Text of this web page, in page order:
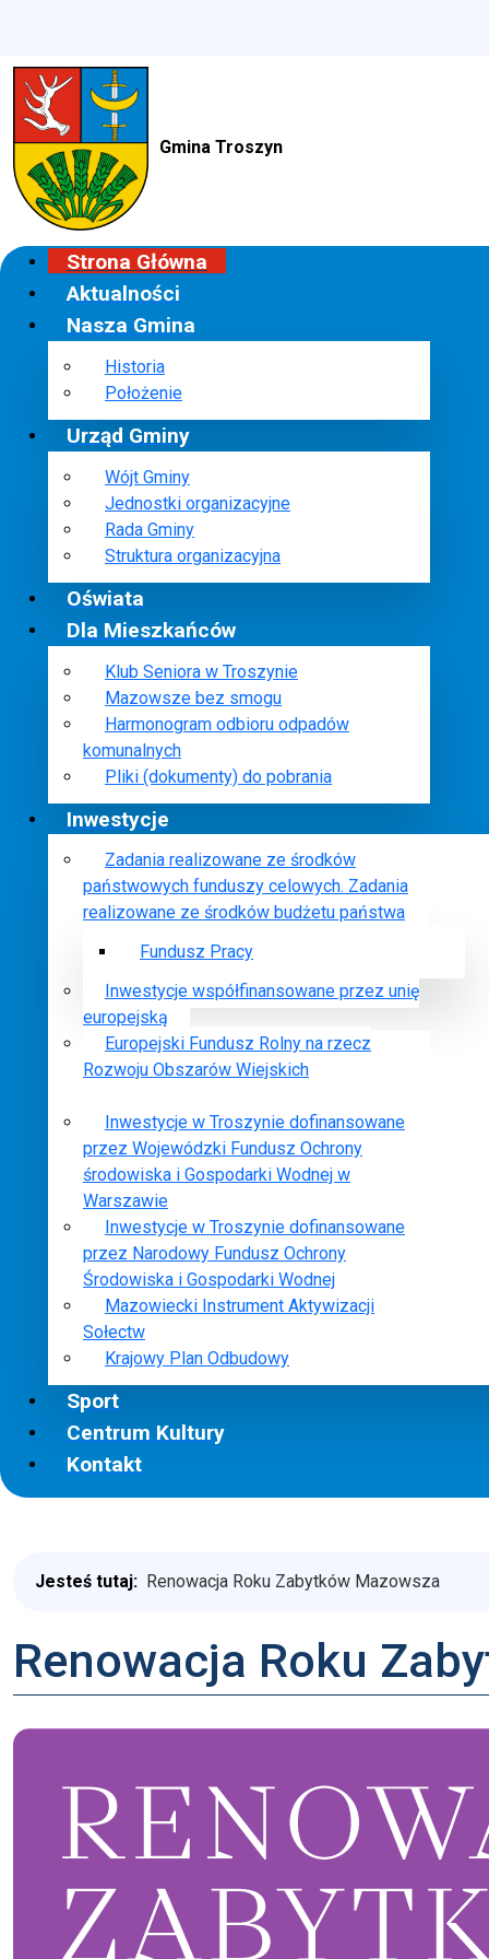
Gmina Troszyn
Strona Główna
Aktualności
Nasza Gmina
Historia
Położenie
Urząd Gminy
Wójt Gminy
Jednostki organizacyjne
Rada Gminy
Struktura organizacyjna
Oświata
Dla Mieszkańców
Klub Seniora w Troszynie
Mazowsze bez smogu
Harmonogram odbioru odpadów
komunalnych
Pliki (dokumenty) do pobrania
Inwestycje
Zadania realizowane ze środków
państwowych funduszy celowych. Zadania
realizowane ze środków budżetu państwa
Fundusz Pracy
Inwestycje współfinansowane przez unię
europejską
Europejski Fundusz Rolny na rzecz
Rozwoju Obszarów Wiejskich
Inwestycje w Troszynie dofinansowane
przez Wojewódzki Fundusz Ochrony
środowiska i Gospodarki Wodnej w
Warszawie
Inwestycje w Troszynie dofinansowane
przez Narodowy Fundusz Ochrony
Środowiska i Gospodarki Wodnej
Mazowiecki Instrument Aktywizacji
Sołectw
Krajowy Plan Odbudowy
Sport
Centrum Kultury
Kontakt
Jesteś tutaj: Renowacja Roku Zabytków Mazowsza
Renowacja Roku